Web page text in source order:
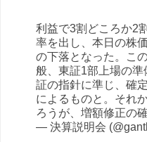
利益で3割どころか2
率を出し、本日の株
の下落となった。こ
般、東証1部上場の
証の指針に準じ、確
によるものと。それ
ろうが、増額修正の
— 決算説明会